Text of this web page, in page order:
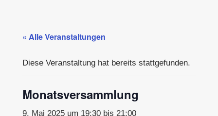
« Alle Veranstaltungen
Diese Veranstaltung hat bereits stattgefunden.
Monatsversammlung
9. Mai 2025 um 19:30bis 21:00